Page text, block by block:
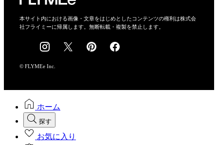
会社概要
採用情報
本サイト内における画像・文章をはじめとしたコンテンツの権利は株式会
社フライミーに帰属します。無断転載・複製を禁止します。
© FLYMEe Inc.
ホーム
探す
お気に入り